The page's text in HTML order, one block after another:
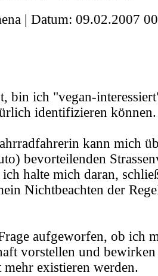
| Datum: 09.02.2007
bin ich "vegan-
identifizieren können.
kann mich
bevorteilenden
halte mich daran,
Nichtbeachten der
aufgeworfen, ob ich
vorstellen und
existieren werden.